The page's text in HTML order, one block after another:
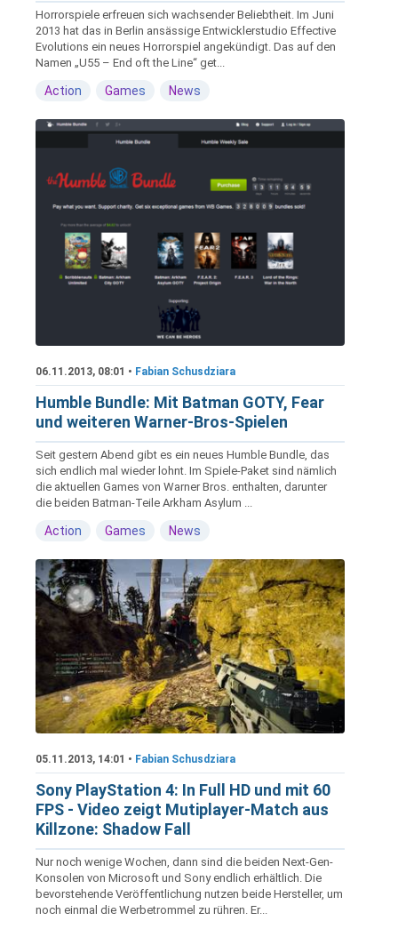
Horrorspiele erfreuen sich wachsender Beliebtheit. Im Juni
2013 hat das in Berlin ansässige Entwicklerstudio Effective
Evolutions ein neues Horrorspiel angekündigt. Das auf den
Namen „U55 – End oft the Line“ get...
Action Games News
06.11.2013, 08:01 • Fabian Schusdziara
Humble Bundle: Mit Batman GOTY, Fear
und weiteren Warner-Bros-Spielen
Seit gestern Abend gibt es ein neues Humble Bundle, das
sich endlich mal wieder lohnt. Im Spiele-Paket sind nämlich
die aktuellen Games von Warner Bros. enthalten, darunter
die beiden Batman-Teile Arkham Asylum ...
Action Games News
05.11.2013, 14:01 • Fabian Schusdziara
Sony PlayStation 4: In Full HD und mit 60
FPS - Video zeigt Mutiplayer-Match aus
Killzone: Shadow Fall
Nur noch wenige Wochen, dann sind die beiden Next-Gen-
Konsolen von Microsoft und Sony endlich erhältlich. Die
bevorstehende Veröffentlichung nutzen beide Hersteller, um
noch einmal die Werbetrommel zu rühren. Er...